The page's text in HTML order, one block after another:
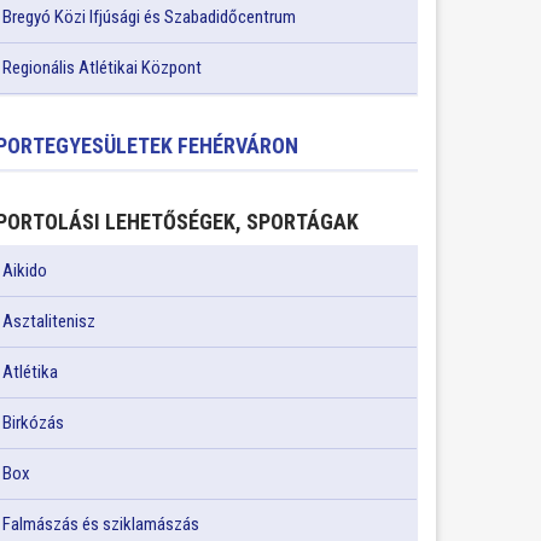
Bregyó Közi Ifjúsági és Szabadidőcentrum
Regionális Atlétikai Központ
FEHÉRVÁRON
LEHETŐSÉGEK, SPORTÁGAK
Aikido
Asztalitenisz
Atlétika
Birkózás
Box
Falmászás és sziklamászás